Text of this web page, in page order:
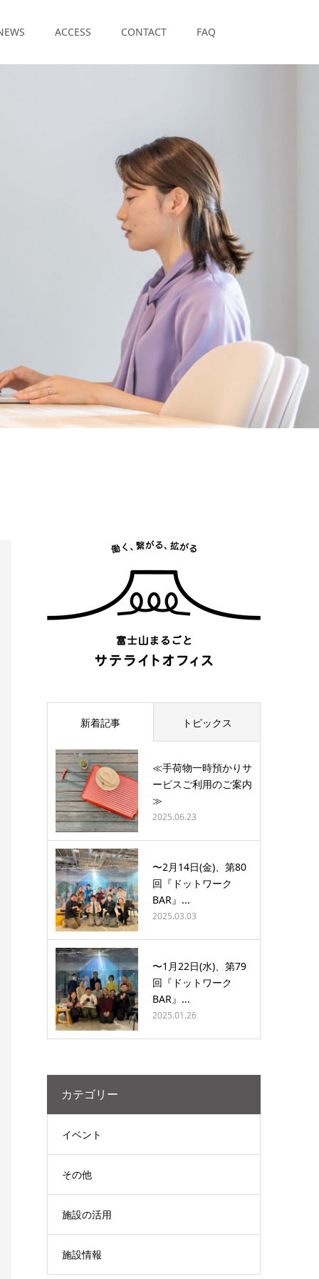
ACCESS CONTACT FAQ
新着記事 トピックス
≪手荷物一時預かりサ
ービスご利用のご案内
≫
2025.06.23
〜2月14日(金)、第80
回『ドットワーク
BAR』...
2025.03.03
〜1月22日(水)、第79
回『ドットワーク
BAR』...
2025.01.26
カテゴリー
イベント
その他
施設の活用
施設情報